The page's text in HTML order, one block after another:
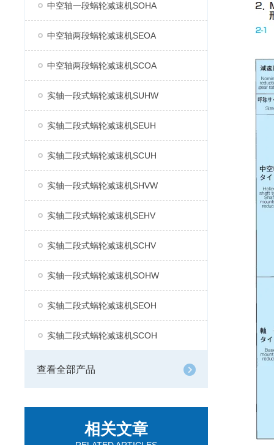
中空轴一段蜗轮减速机SOHA
中空轴两段蜗轮减速机SEOA
中空轴两段蜗轮减速机SCOA
实轴一段式蜗轮减速机SUHW
实轴二段式蜗轮减速机SEUH
实轴二段式蜗轮减速机SCUH
实轴一段式蜗轮减速机SHVW
实轴二段式蜗轮减速机SEHV
实轴二段式蜗轮减速机SCHV
实轴一段式蜗轮减速机SOHW
实轴二段式蜗轮减速机SEOH
实轴二段式蜗轮减速机SCOH
查看全部产品
相关文章